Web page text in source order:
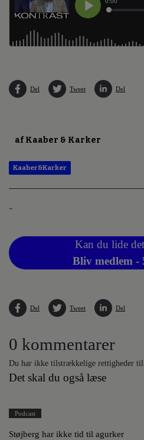
Del Tweet Del
af Kaaber & Karker
Kaaber&Karker
-
Kan du lide
Bliv medlem -
Del Tweet Del
0 kommentarer
Du har ikke tilstrækkelige rettigheder til
Det skal du også læse
Podcast
Støjberg har ikke tid til agurker